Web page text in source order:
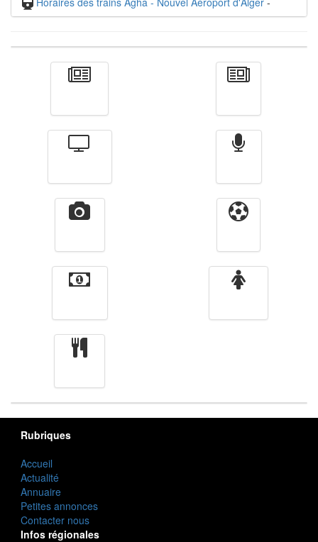
Rubriques
Accueil
Actualité
Annuaire
Petites annonces
Contacter nous
Infos régionales